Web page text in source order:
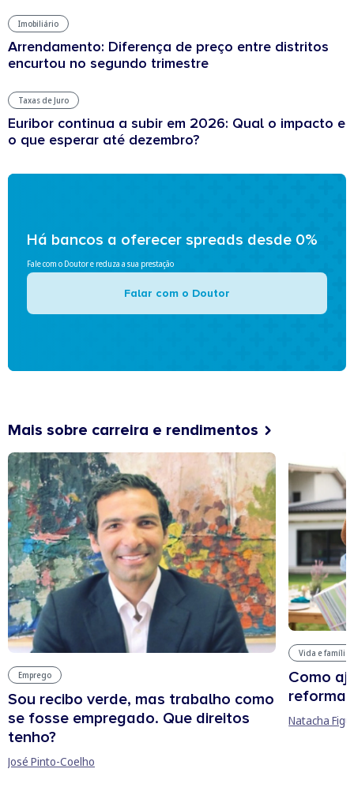
Imobiliário
Arrendamento: Diferença de preço entre distritos
encurtou no segundo trimestre
Taxas de Juro
Euribor continua a subir em 2026: Qual o impacto e
o que esperar até dezembro?
Há bancos a oferecer spreads desde 0%
Fale com o Doutor e reduza a sua prestação
Falar com o Doutor
Mais sobre carreira e rendimentos
Emprego
Sou recibo verde, mas trabalho como
se fosse empregado. Que direitos
tenho?
José Pinto-Coelho
Vida e família
Como
reforma
Natacha